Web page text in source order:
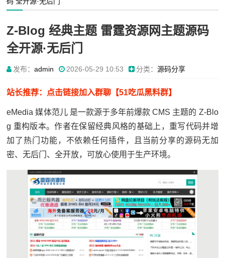
Z-Blog 经典主题 雷霆资源网主题源码
全开源·无后门
发布：admin 2026-05-29 10:53 分类：源码分享
站长推荐：点击链接加入群聊【51吃瓜黑料群】
eMedia 媒体范儿 是一款源于多年前爆款 CMS 主题的 Z-Blo
g 重构版本。作者在保留经典风格的基础上，重写代码并增
加了热门功能，不依赖任何插件，且当前分享的源码无加
密、无后门、全开放，可放心使用于生产环境。